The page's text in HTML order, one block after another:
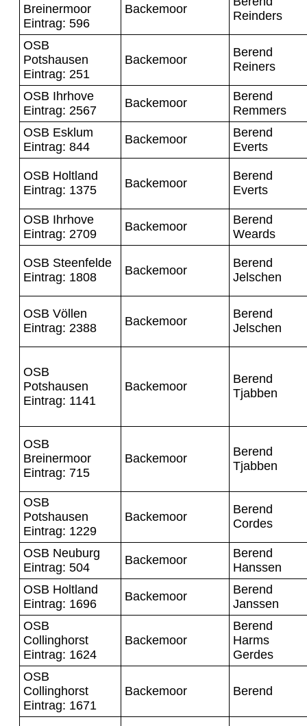
Breinermoor
Eintrag: 596
Backemoor
Reinders
OSB
Potshausen
Eintrag: 251
Backemoor
Berend
Reiners
OSB Ihrhove
Eintrag: 2567
Backemoor
Berend
Remmers
OSB Esklum
Eintrag: 844
Backemoor
Berend
Everts
OSB Holtland
Eintrag: 1375
Backemoor
Berend
Everts
OSB Ihrhove
Eintrag: 2709
Backemoor
Berend
Weards
OSB Steenfelde
Eintrag: 1808
Backemoor
Berend
Jelschen
OSB Völlen
Eintrag: 2388
Backemoor
Berend
Jelschen
OSB
Potshausen
Eintrag: 1141
Backemoor
Berend
Tjabben
OSB
Breinermoor
Eintrag: 715
Backemoor
Berend
Tjabben
OSB
Potshausen
Eintrag: 1229
Backemoor
Berend
Cordes
OSB Neuburg
Eintrag: 504
Backemoor
Berend
Hanssen
OSB Holtland
Eintrag: 1696
Backemoor
Berend
Janssen
OSB
Collinghorst
Eintrag: 1624
Backemoor
Berend
Harms
Gerdes
OSB
Collinghorst
Eintrag: 1671
Backemoor Berend